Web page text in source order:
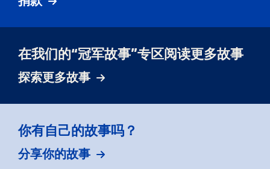
在我们的“冠军故事”专区阅读更多故事
探索更多故事
你有自己的故事吗？
分享你的故事